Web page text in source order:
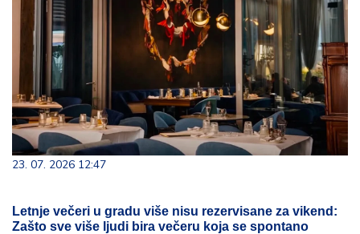
23. 07. 2026 12:47
Letnje večeri u gradu više nisu rezervisane za vikend:
Zašto sve više ljudi bira večeru koja se spontano